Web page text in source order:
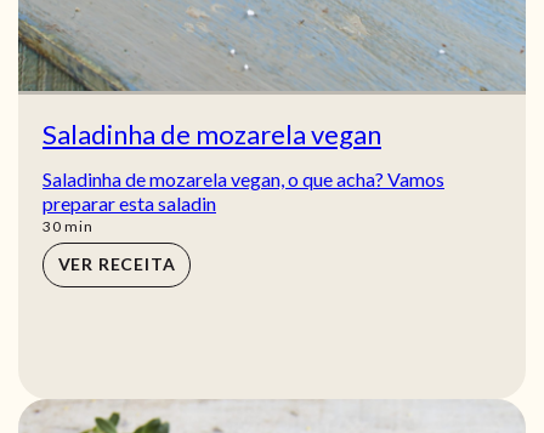
Saladinha de mozarela vegan
Saladinha de mozarela vegan, o que acha? Vamos
preparar esta saladin
30min
min
VER RECEITA